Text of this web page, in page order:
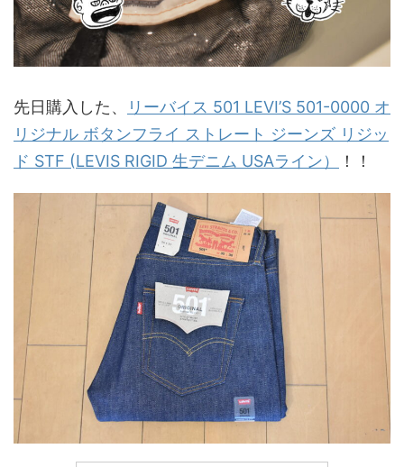
先日購入した、
リーバイス 501 LEVI’S 501-0000 オ
リジナル ボタンフライ ストレート ジーンズ リジッ
ド STF (LEVIS RIGID 生デニム USAライン）
！！